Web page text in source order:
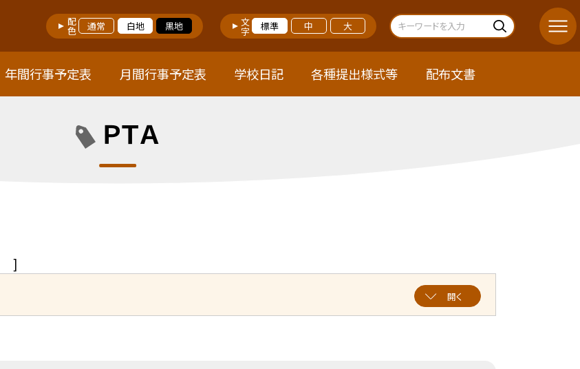
配色 通常 白地 黒地 文字 標準 中 大
年間行事予定表 月間行事予定表 学校日記 各種提出様式等 配布文書
ＰＴＡ
]
開く